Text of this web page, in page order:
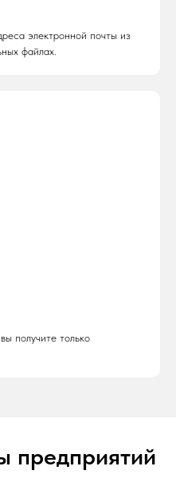
электронной почты из
файлах.
получите только
предприятий